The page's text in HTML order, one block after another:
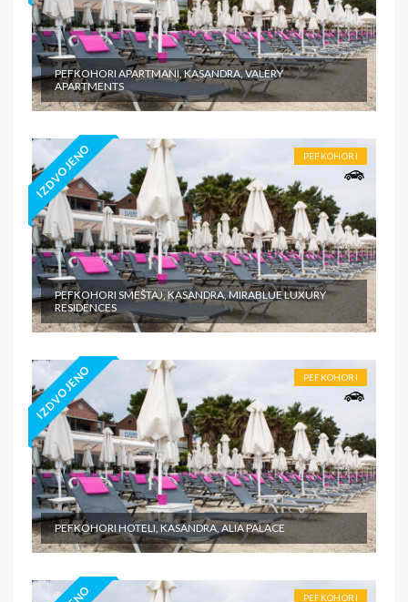
PEFKOHORI APARTMANI, KASANDRA, VALERY
APARTMENTS
IZDVOJENO PEFKOHORI
PEFKOHORI SMEŠTAJ, KASANDRA, MIRABLUE LUXURY
RESIDENCES
IZDVOJENO PEFKOHORI
PEFKOHORI HOTELI, KASANDRA, ALIA PALACE
PEFKOHORI